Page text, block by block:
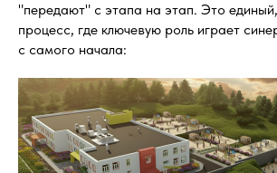
"передают" с этапа на этап. Это
процесс, где ключевую роль играет
с самого начала: